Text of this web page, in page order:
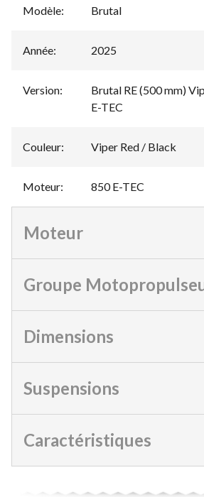
Modèle: Brutal
Année: 2025
Version:
Brutal RE (500 mm)
E-TEC
Couleur: Viper Red / Black
Moteur: 850 E-TEC
Moteur
Groupe
Dimensions
Suspensions
Caractéristiques